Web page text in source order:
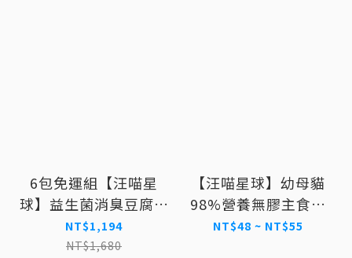
6包免運組【汪喵星
球】益生菌消臭豆腐砂
貓砂7L (2.7KG) 條型
米粒型
NT$1,194
NT$1,680
【汪喵星球】幼母貓
98%營養無膠主食罐
(幼貓主食罐) 80g
NT$48 ~ NT$55